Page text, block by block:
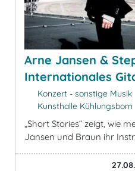
Arne Jansen &
Internationales
Konzert - sonstige Musik
Kunsthalle Kühlungsborn
„Short Stories“ zeigt, wie
Jansen und Braun ihr